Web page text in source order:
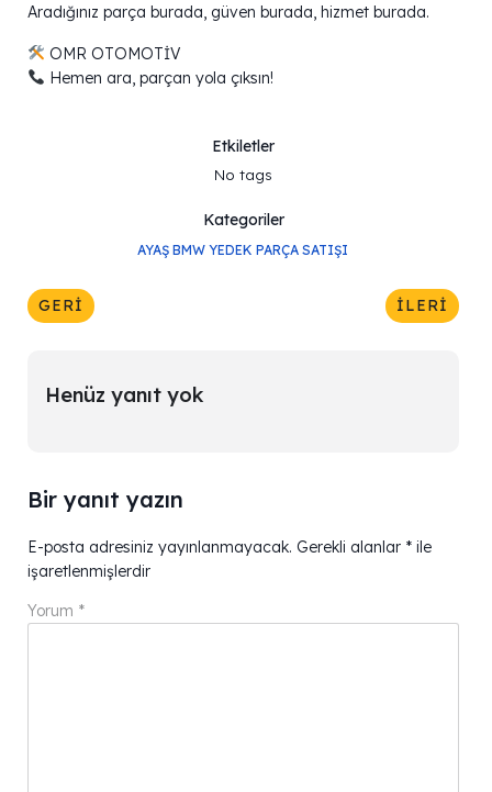
Aradığınız parça burada, güven burada, hizmet burada.
OMR OTOMOTİV
Hemen ara, parçan yola çıksın!
Etkiletler
No tags
Kategoriler
AYAŞ BMW YEDEK PARÇA SATIŞI
GERI İLERI
Henüz yanıt yok
Bir yanıt yazın
E-posta adresiniz yayınlanmayacak. Gerekli alanlar * ile
işaretlenmişlerdir
Yorum *